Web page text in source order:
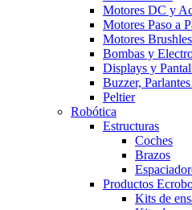
Motores DC y
Motores Paso a
Motores
Bombas y
Displays y
Buzzer,
Peltier
Robótica
Estructuras
Coches
Brazos
Productos
Kits de